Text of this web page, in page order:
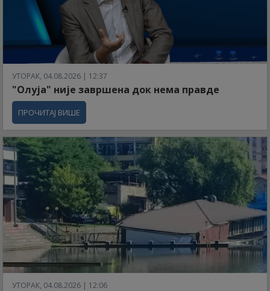
УТОРАК, 04.08.2026 | 12:37
"Олуја" није завршена док нема правде
ПРОЧИТАЈ ВИШЕ
УТОРАК, 04.08.2026 | 12:06